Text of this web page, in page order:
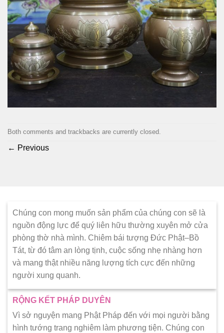
Both comments and trackbacks are currently closed.
← Previous
Chúng con mong muốn sản phẩm của chúng con sẽ là
nguồn động lực để quý liên hữu thường xuyên mở cửa
phòng thờ nhà mình. Chiêm bái tượng Đức Phật–Bồ
Tát, từ đó tâm an lòng tịnh, cuộc sống nhẹ nhàng hơn
và mang thật nhiều năng lượng tích cực đến những
người xung quanh.
RỘNG KẾT PHÁP DUYÊN
Vì sở nguyện mang Phật Pháp đến với mọi người bằng
hình tướng trang nghiêm làm phương tiện. Chúng con